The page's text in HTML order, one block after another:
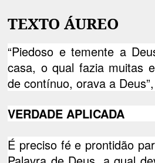
TEXTO ÁUREO
“Piedoso e temente a
casa, o qual fazia muitas
de contínuo, orava a
VERDADE APLICADA
É preciso fé e prontidão